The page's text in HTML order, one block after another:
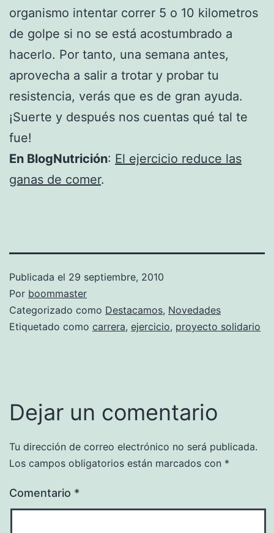
organismo intentar correr 5 o 10 kilometros
de golpe si no se está acostumbrado a
hacerlo. Por tanto, una semana antes,
aprovecha a salir a trotar y probar tu
resistencia, verás que es de gran ayuda.
¡Suerte y después nos cuentas qué tal te
fue!
En BlogNutrición: El ejercicio reduce las
ganas de comer.
Publicada el 29 septiembre, 2010
Por boommaster
Categorizado como Destacamos, Novedades
Etiquetado como carrera, ejercicio, proyecto solidario
Dejar un comentario
Tu dirección de correo electrónico no será publicada.
Los campos obligatorios están marcados con *
Comentario *